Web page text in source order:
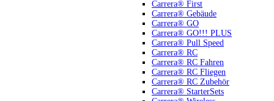
Carrera® First
Carrera® Gebäude
Carrera® GO
Carrera® GO!!! PLUS
Carrera® Pull Speed
Carrera® RC
Carrera® RC Fahren
Carrera® RC Fliegen
Carrera® RC Zubehör
Carrera® StarterSets